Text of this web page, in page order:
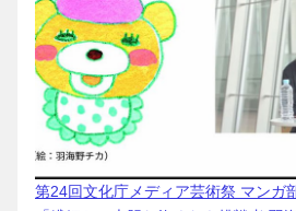
第24回文化庁メディア芸術祭 マンガ